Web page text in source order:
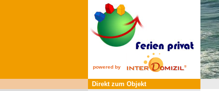
powered by
Direkt zum Objekt